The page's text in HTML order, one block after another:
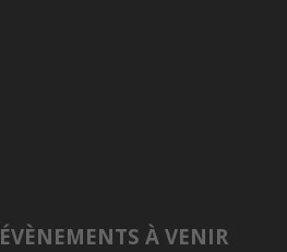
ÉVÈNEMENTS À VENIR